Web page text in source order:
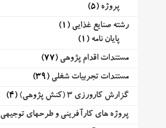
پروژه (5)
رشته صنایع غذایی (1)
پایان نامه (1)
مستندات اقدام پژوهی (77)
مستندات تجربیات شغلی (39)
گزارش کارورزی 3 (کنش پژوهی)
(4)
پروژه های کارآفرینی و طرحهای توجیهی